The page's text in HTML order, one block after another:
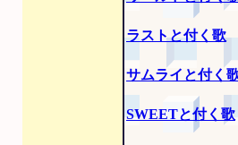
ラストと付く歌
サムライと付く
SWEETと付く歌